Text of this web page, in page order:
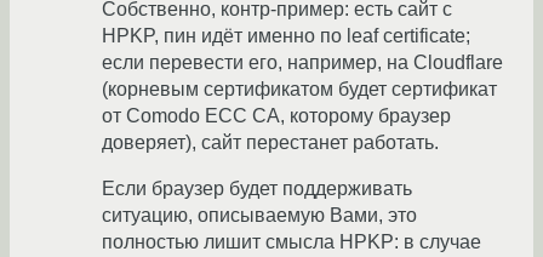
Собственно, контр-пример: есть сайт с
HPKP, пин идёт именно по leaf certificate;
если перевести его, например, на Cloudflare
(корневым сертификатом будет сертификат
от Comodo ECC CA, которому браузер
доверяет), сайт перестанет работать.
Если браузер будет поддерживать
ситуацию, описываемую Вами, это
полностью лишит смысла HPKP: в случае